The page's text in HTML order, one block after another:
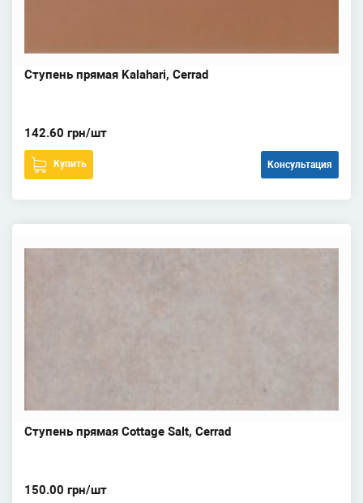
Ступень прямая Kalahari, Cerrad
142.60 грн/шт
Купить Консультация
Ступень прямая Cottage Salt, Cerrad
150.00 грн/шт